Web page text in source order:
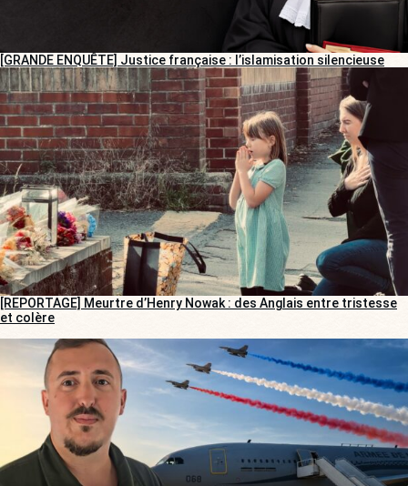
[GRANDE ENQUÊTE] Justice française : l’islamisation silencieuse
[REPORTAGE] Meurtre d’Henry Nowak : des Anglais entre tristesse
et colère